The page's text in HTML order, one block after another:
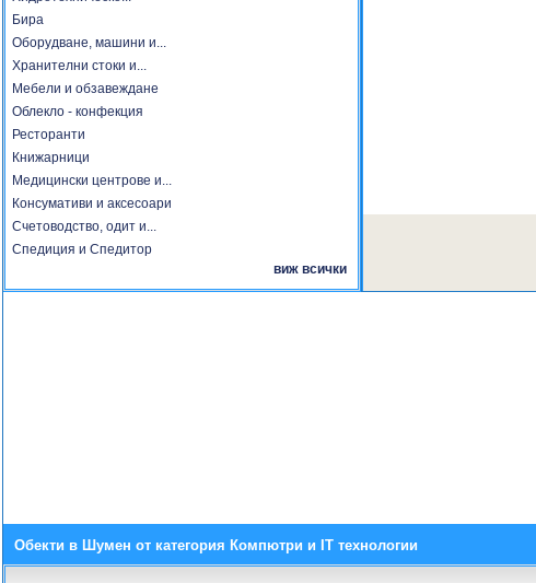
Бира
Оборудване, машини и...
Хранителни стоки и...
Мебели и обзавеждане
Облекло - конфекция
Ресторанти
Книжарници
Медицински центрове и...
Консумативи и аксесоари
Счетоводство, одит и...
Спедиция и Спедитор
виж всички
Обекти в Шумен от категория Компютри и IT технологии